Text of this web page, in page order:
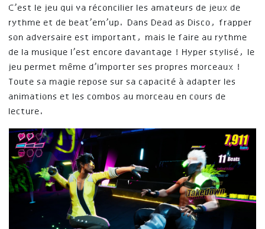
C’est le jeu qui va réconcilier les amateurs de jeux de
rythme et de beat’em’up. Dans Dead as Disco, frapper
son adversaire est important, mais le faire au rythme
de la musique l’est encore davantage ! Hyper stylisé, le
jeu permet même d’importer ses propres morceaux !
Toute sa magie repose sur sa capacité à adapter les
animations et les combos au morceau en cours de
lecture.